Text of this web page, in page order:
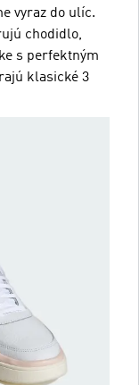
vyraz do ulíc.
chodidlo,
s perfektným
klasické 3